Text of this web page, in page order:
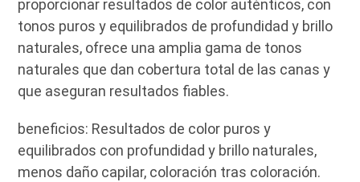
proporcionar resultados de color auténticos, con
tonos puros y equilibrados de profundidad y brillo
naturales, ofrece una amplia gama de tonos
naturales que dan cobertura total de las canas y
que aseguran resultados fiables.
beneficios: Resultados de color puros y
equilibrados con profundidad y brillo naturales,
menos daño capilar, coloración tras coloración.